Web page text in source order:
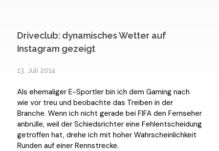
Driveclub: dynamisches Wetter auf
Instagram gezeigt
13. Juli 2014
Als ehemaliger E-Sportler bin ich dem Gaming nach
wie vor treu und beobachte das Treiben in der
Branche. Wenn ich nicht gerade bei FIFA den Fernseher
anbrülle, weil der Schiedsrichter eine Fehlentscheidung
getroffen hat, drehe ich mit hoher Wahrscheinlichkeit
Runden auf einer Rennstrecke.